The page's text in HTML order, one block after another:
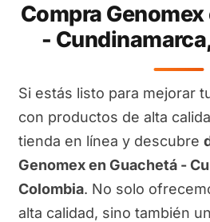
Compra
-
Si estás listo para mejorar
con productos de alta
tienda en línea y descubre
Genomex en Guachetá -
Colombia. No solo
alta calidad, sino también